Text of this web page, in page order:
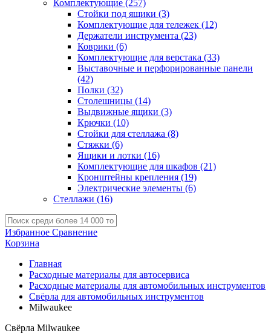
Комплектующие (257)
Стойки под ящики (3)
Комплектующие для тележек (12)
Держатели инструмента (23)
Коврики (6)
Комплектующие для верстака (33)
Выставочные и перфорированные панели
(42)
Полки (32)
Столешницы (14)
Выдвижные ящики (3)
Крючки (10)
Стойки для стеллажа (8)
Стяжки (6)
Ящики и лотки (16)
Комплектующие для шкафов (21)
Кронштейны крепления (19)
Электрические элементы (6)
Стеллажи (16)
Избранное Сравнение
Корзина
Главная
Расходные материалы для автосервиса
Расходные материалы для автомобильных инструментов
Свёрла для автомобильных инструментов
Milwaukee
Свёрла Milwaukee